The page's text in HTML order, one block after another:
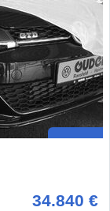
34.840 €